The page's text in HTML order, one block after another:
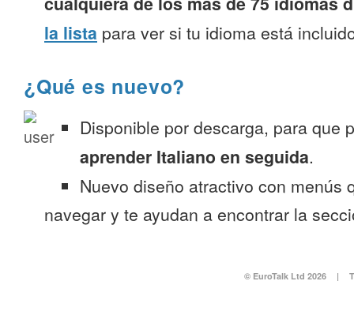
la lista para ver si tu idioma está
¿Qué es nuevo?
Disponible por descarga, para que
aprender Italiano en seguida.
Nuevo diseño atractivo con menús
navegar y te ayudan a encontrar la
© EuroTalk Ltd 2026 |